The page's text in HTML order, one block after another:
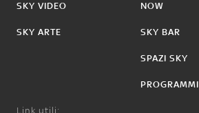
SKY VIDEO
SKY ARTE
NOW
SKY BAR
SPAZI SKY
PROGRAMMI
Link utili: